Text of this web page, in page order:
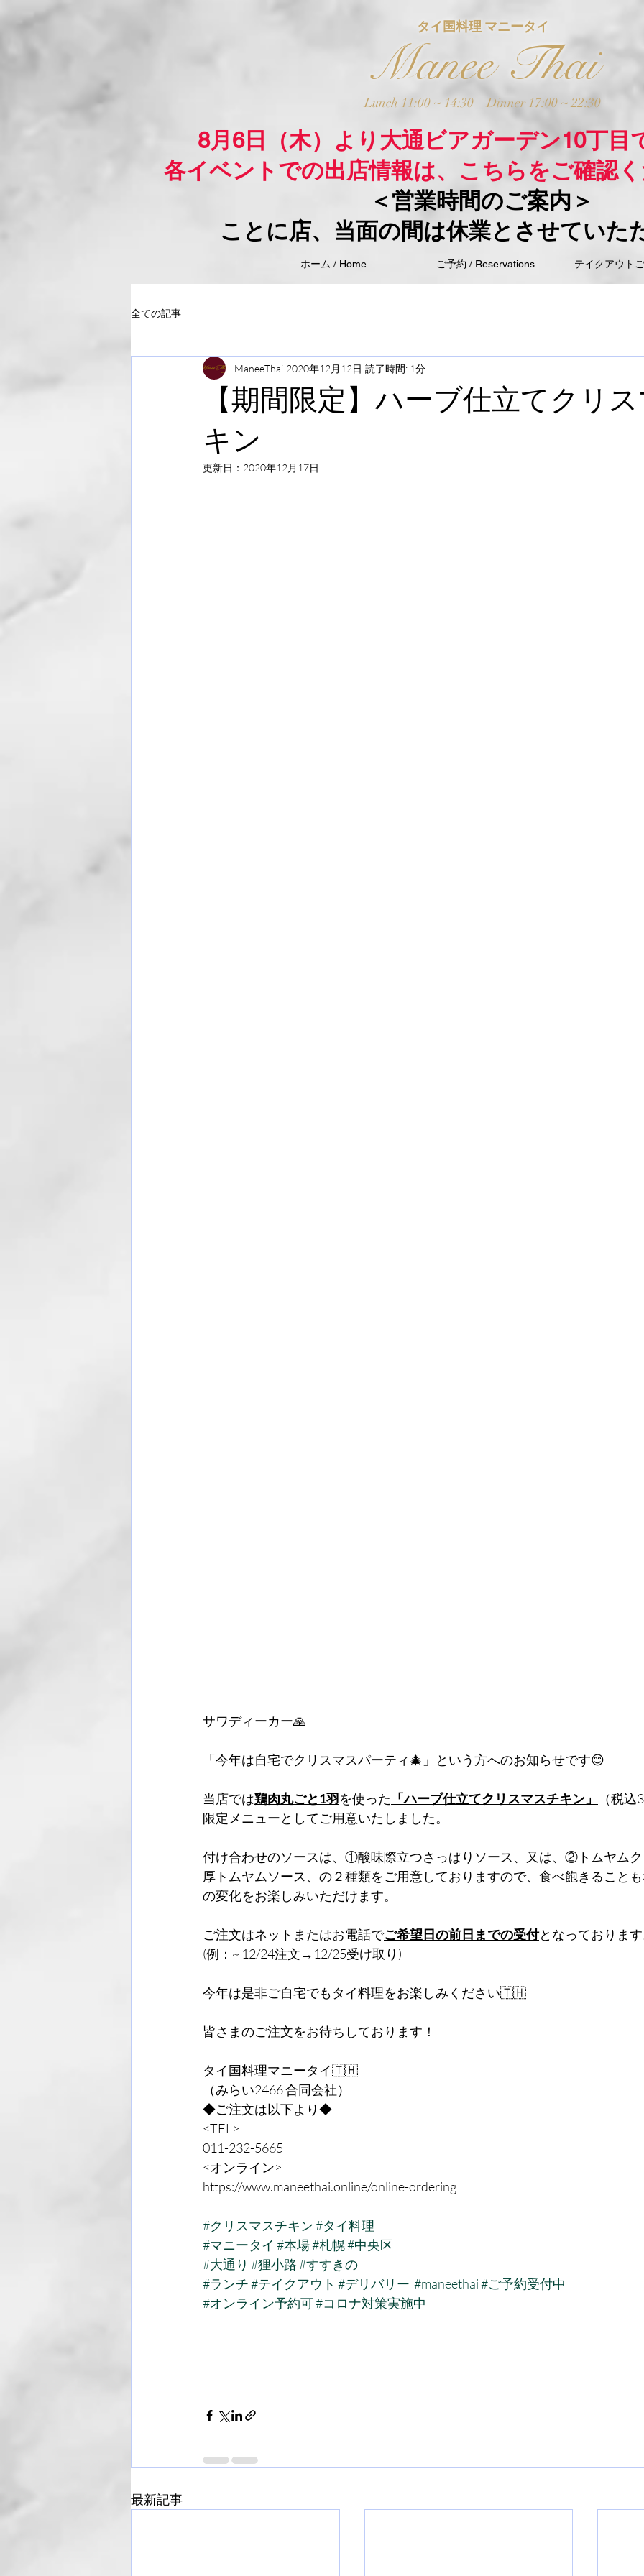
タイ国料理 マニータイ
Manee Thai
Lunch 11:00 ~ 14:30Dinner 17:00 ~ 22:30
8月6日（木）より大通ビアガーデン10丁目
各イベントでの出店情報は、こちらをご確認
＜営業時間のご案内＞
ことに店、当面の間は休業とさせていた
ホーム / Home ご予約 / Reservations テイクアウト
全ての記事
【期間限定】ハーブ仕立てクリ
キン
ManeeThai 2020年12月12日 読了時間: 1分
更新日： 2020年12月17日
サワディーカー🙏
「今年は自宅でクリスマスパーティ🎄」という方へのお知らせです😊
当店では鶏肉丸ごと1羽を使った 「ハーブ仕立てクリスマスチキン」
（税
限定メニューとしてご用意いたしました。
付け合わせのソースは、①酸味際立つさっぱりソース、又は、②トムヤム
厚トムヤムソース、の２種類をご用意しておりますので、食べ飽きること
の変化をお楽しみいただけます。
ご注文はネットまたはお電話でご希望日の前日までの受付となっておりま
(例：~ 12/24注文→12/25受け取り)
今年は是非ご自宅でもタイ料理をお楽しみください🇹🇭
皆さまのご注文をお待ちしております！
タイ国料理マニータイ🇹🇭
（みらい2466 合同会社）
◆ご注文は以下より◆
<TEL>
011-232-5665
<オンライン>
https://www.maneethai.online/online-ordering
#クリスマスチキン#タイ料理
#マニータイ #本場#札幌#中央区
#大通り #狸小路#すすきの
#ランチ#テイクアウト #デリバリー #maneethai#ご予約受付中
#オンライン予約可#コロナ対策実施中
最新記事